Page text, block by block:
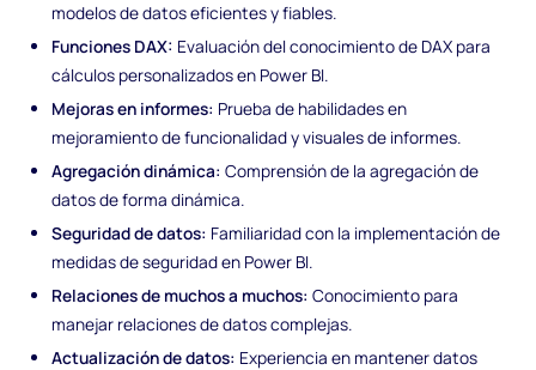
modelos de datos eficientes y fiables.
Funciones DAX: Evaluación del conocimiento de DAX para
cálculos personalizados en Power BI.
Mejoras en informes: Prueba de habilidades en
mejoramiento de funcionalidad y visuales de informes.
Agregación dinámica: Comprensión de la agregación de
datos de forma dinámica.
Seguridad de datos: Familiaridad con la implementación de
medidas de seguridad en Power BI.
Relaciones de muchos a muchos: Conocimiento para
manejar relaciones de datos complejas.
Actualización de datos: Experiencia en mantener datos